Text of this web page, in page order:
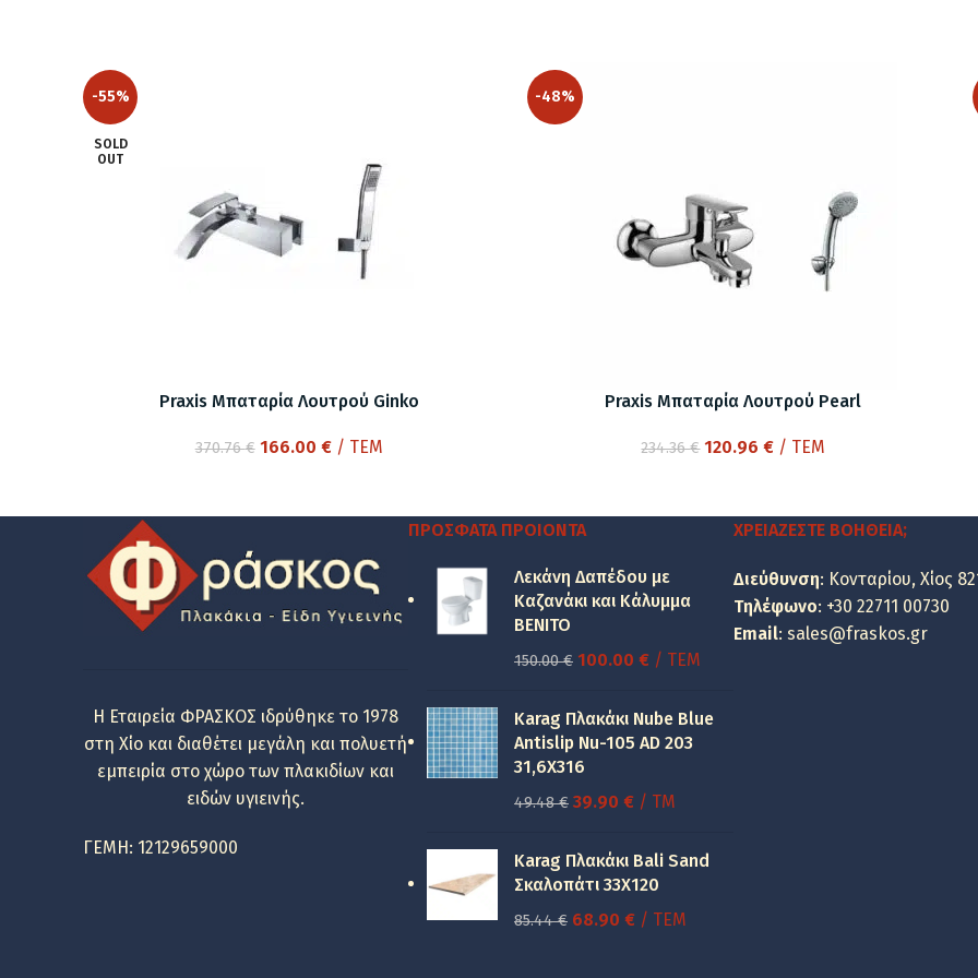
-55%
SOLD
OUT
Praxis Μπαταρία Λουτρού Ginko
370.76€ Original
370.76 €.
166.00 €Η
είναι:
/ ΤΕΜ
-48%
Praxis Μπαταρία Λουτρού Pearl
234.36€ Original
234.36 €.
120.96€Η
είναι:
120.96 €.
/ ΤΕΜ
Η Εταιρεία ΦΡΑΣΚΟΣ ιδρύθηκε το 1978
στη Χίο και διαθέτει μεγάλη και πολυετή
εμπειρία στο χώρο των πλακιδίων και
ειδών υγιεινής.
ΓΕΜΗ: 12129659000
ΠΡΌΣΦΑΤΑ ΠΡΟΙΌΝΤΑ
Λεκάνη Δαπέδου με
Καζανάκι και Κάλυμμα
BENITO
150.00€ Original
was:
150.00 €.
100.00 €Η
τιμή
είναι:
/ ΤΕΜ
Karag Πλακάκι Nube Blue
Antislip Nu-105 AD 203
31,6X316
49.48€ Original
was:
49.48 €.
39.90 €Η
τιμή
είναι:
39.90 €.
/ TM
Karag Πλακάκι Bali Sand
Σκαλοπάτι 33Χ120
85.44€ Original
68.90 €Η/ ΤΕΜ
ΧΡΕΙΆΖΕΣΤΕ ΒΟΉΘΕΙΑ;
Διεύθυνση: Κονταρίου, Χίος
Τηλέφωνο: +30 22711 00730
Email: sales@fraskos.gr